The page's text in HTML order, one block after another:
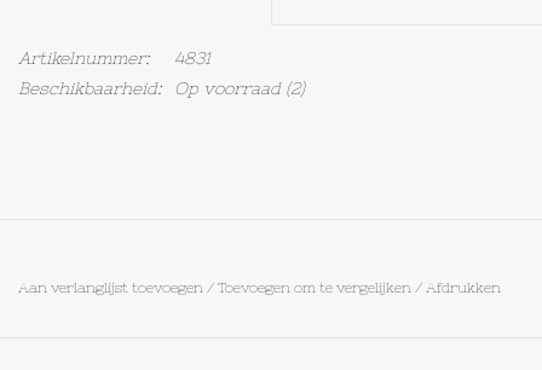
Olieflessen
Artikelnummer:
4831
Beschikbaarheid:
Op voorraad(2)
Aan verlanglijst toevoegen / Toevoegen om te vergelijken / Afdrukken